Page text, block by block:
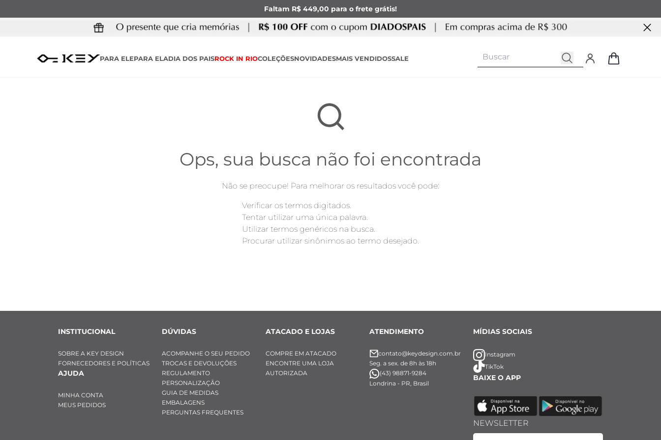
Faltam R$ 449,00 para o frete grátis!
PARA ELEPARA ELADIA DOS PAISROCK IN RIOCOLEÇÕESNOVIDADESMAIS VENDIDOSSALE
Ops, sua busca não foi encontrada
Não se preocupe! Para melhorar os resultados você pode:
Verificar os termos digitados.
Tentar utilizar uma única palavra.
Utilizar termos genéricos na busca.
Procurar utilizar sinônimos ao termo desejado.
INSTITUCIONAL
SOBRE A KEY DESIGN
FORNECEDORES E POLÍTICAS
AJUDA
MINHA CONTA
MEUS PEDIDOS
DÚVIDAS
ACOMPANHE O SEU PEDIDO
TROCAS E DEVOLUÇÕES
REGULAMENTO
PERSONALIZAÇÃO
GUIA DE MEDIDAS
EMBALAGENS
PERGUNTAS FREQUENTES
ATACADO E LOJAS
COMPRE EM ATACADO
ENCONTRE UMA LOJA
AUTORIZADA
ATENDIMENTO
contato@keydesign.com.br
Seg. a sex. de 8h às 18h
(43) 98871-9284
Londrina - PR, Brasil
MÍDIAS SOCIAIS
Instagram
TikTok
BAIXE O APP
NEWSLETTER